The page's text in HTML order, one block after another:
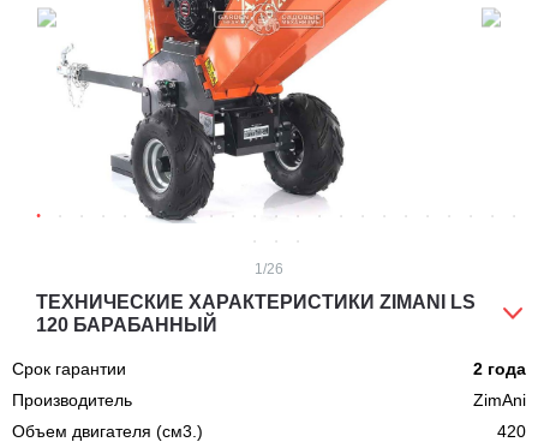
1 /26
ТЕХНИЧЕСКИЕ ХАРАКТЕРИСТИКИ ZIMANI LS
120 БАРАБАННЫЙ
Срок гарантии
2 года
Производитель
ZimAni
Объем двигателя (см3.)
420